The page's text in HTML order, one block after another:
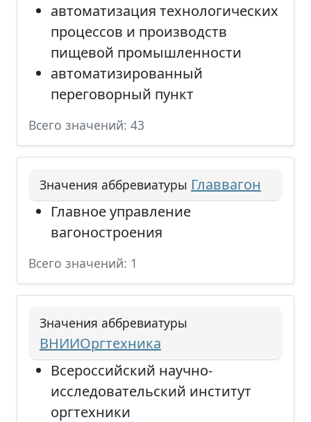
автоматизация технологических
процессов и производств
пищевой промышленности
автоматизированный
переговорный пункт
Всего значений: 43
Значения аббревиатуры Главвагон
Главное управление
вагоностроения
Всего значений: 1
Значения аббревиатуры
ВНИИОргтехника
Всероссийский научно-
исследовательский институт
оргтехники